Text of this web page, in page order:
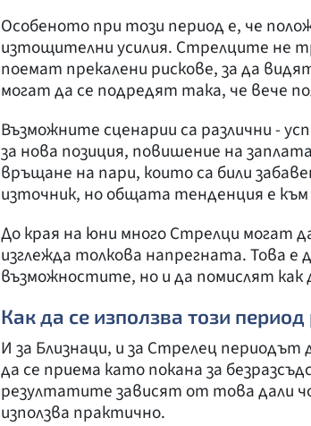
Особеното при този период е, че
изтощителни усилия. Стрелците не
поемат прекалени рискове, за да
могат да се подредят така, че вече
Възможните сценарии са различни -
за нова позиция, повишение на
връщане на пари, които са били
източник, но общата тенденция е
До края на юни много Стрелци могат
изглежда толкова напрегната. Това
възможностите, но и да помислят как
Как да се използва този
И за Близнаци, и за Стрелец периодът
да се приема като покана за
резултатите зависят от това дали
използва практично.